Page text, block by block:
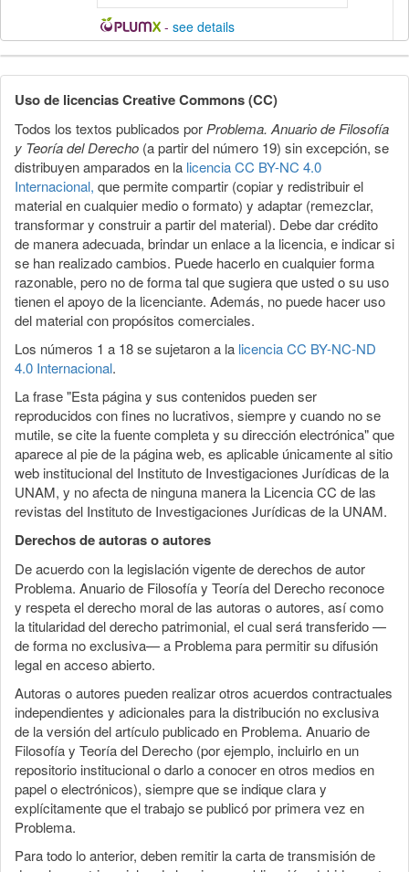
- see details
Detalles
del
artículo
Uso de licencias Creative Commons (CC)
Todos los textos publicados por Problema. Anuario de Filosofía
y Teoría del Derecho (a partir del número 19) sin excepción, se
distribuyen amparados en la licencia CC BY-NC 4.0
Internacional, que permite compartir (copiar y redistribuir el
material en cualquier medio o formato) y adaptar (remezclar,
transformar y construir a partir del material). Debe dar crédito
de manera adecuada, brindar un enlace a la licencia, e indicar si
se han realizado cambios. Puede hacerlo en cualquier forma
razonable, pero no de forma tal que sugiera que usted o su uso
tienen el apoyo de la licenciante. Además, no puede hacer uso
del material con propósitos comerciales.
Los números 1 a 18 se sujetaron a la licencia CC BY-NC-ND
4.0 Internacional.
La frase "Esta página y sus contenidos pueden ser
reproducidos con fines no lucrativos, siempre y cuando no se
mutile, se cite la fuente completa y su dirección electrónica" que
aparece al pie de la página web, es aplicable únicamente al sitio
web institucional del Instituto de Investigaciones Jurídicas de la
UNAM, y no afecta de ninguna manera la Licencia CC de las
revistas del Instituto de Investigaciones Jurídicas de la UNAM.
Derechos de autoras o autores
De acuerdo con la legislación vigente de derechos de autor
Problema. Anuario de Filosofía y Teoría del Derecho reconoce
y respeta el derecho moral de las autoras o autores, así como
la titularidad del derecho patrimonial, el cual será transferido —
de forma no exclusiva— a Problema para permitir su difusión
legal en acceso abierto.
Autoras o autores pueden realizar otros acuerdos contractuales
independientes y adicionales para la distribución no exclusiva
de la versión del artículo publicado en Problema. Anuario de
Filosofía y Teoría del Derecho (por ejemplo, incluirlo en un
repositorio institucional o darlo a conocer en otros medios en
papel o electrónicos), siempre que se indique clara y
explícitamente que el trabajo se publicó por primera vez en
Problema.
Para todo lo anterior, deben remitir la carta de transmisión de